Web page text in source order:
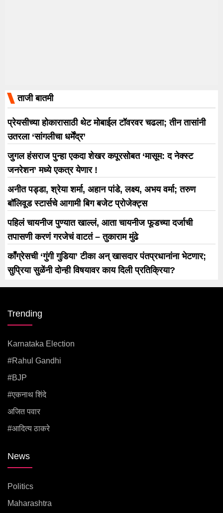
ताजी बातमी
प्रेयसीच्या होकारासाठी थेट मोबाईल टॉवरवर चढला; तीन तासांनी
उतरला ‘सांगलीचा धर्मेंद्र’
जुगल हंसराज पुन्हा एकदा शेखर कपूरसोबत ‘मासूम: द नेक्स्ट
जनरेशन’ मध्ये एकत्र येणार !
अनीत पड्डा, श्रेया शर्मा, अहान पांडे, लक्ष्य, अभय वर्मा; तरुण
बॉलिवूड स्टार्सचे आगामी बिग बजेट प्रोजेक्ट्स
पहिलं चायनीज पुण्यात खाल्लं, आता चायनीज फूडच्या दर्जाची
तपासणी करणं गरजेचं वाटतं – तुकाराम मुंढे
काँग्रेसची ‘गुंगी गुडिया’ टीका अन् खासदार पंतप्रधानांना भेटणार;
सुप्रिया सुळेंनी दोन्ही विषयावर काय दिली प्रतिक्रिया?
Trending
Karnataka Election
#rahul Gandhi
#BJP
#एकनाथ शिंदे
अजित पवार
#आदित्य ठाकरे
News
Politics
Maharashtra